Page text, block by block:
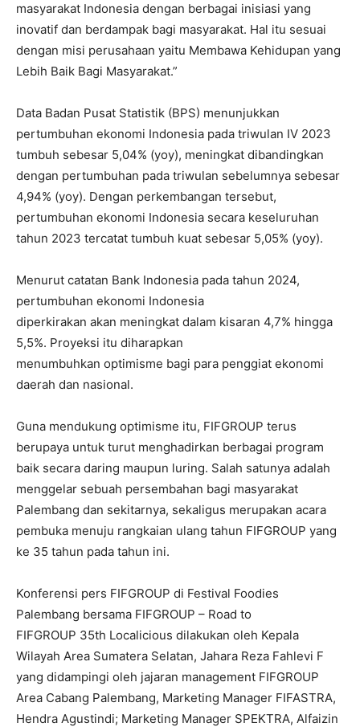
masyarakat Indonesia dengan berbagai inisiasi yang
inovatif dan berdampak bagi masyarakat. Hal itu sesuai
dengan misi perusahaan yaitu Membawa Kehidupan yang
Lebih Baik Bagi Masyarakat.”
Data Badan Pusat Statistik (BPS) menunjukkan
pertumbuhan ekonomi Indonesia pada triwulan IV 2023
tumbuh sebesar 5,04% (yoy), meningkat dibandingkan
dengan pertumbuhan pada triwulan sebelumnya sebesar
4,94% (yoy). Dengan perkembangan tersebut,
pertumbuhan ekonomi Indonesia secara keseluruhan
tahun 2023 tercatat tumbuh kuat sebesar 5,05% (yoy).
Menurut catatan Bank Indonesia pada tahun 2024,
pertumbuhan ekonomi Indonesia
diperkirakan akan meningkat dalam kisaran 4,7% hingga
5,5%. Proyeksi itu diharapkan
menumbuhkan optimisme bagi para penggiat ekonomi
daerah dan nasional.
Guna mendukung optimisme itu, FIFGROUP terus
berupaya untuk turut menghadirkan berbagai program
baik secara daring maupun luring. Salah satunya adalah
menggelar sebuah persembahan bagi masyarakat
Palembang dan sekitarnya, sekaligus merupakan acara
pembuka menuju rangkaian ulang tahun FIFGROUP yang
ke 35 tahun pada tahun ini.
Konferensi pers FIFGROUP di Festival Foodies
Palembang bersama FIFGROUP – Road to
FIFGROUP 35th Localicious dilakukan oleh Kepala
Wilayah Area Sumatera Selatan, Jahara Reza Fahlevi F
yang didampingi oleh jajaran management FIFGROUP
Area Cabang Palembang, Marketing Manager FIFASTRA,
Hendra Agustindi; Marketing Manager SPEKTRA, Alfaizin